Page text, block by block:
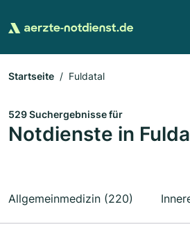
Startseite Fuldatal
529 Suchergebnisse für
Notdienste in
Allgemeinmedizin (220)